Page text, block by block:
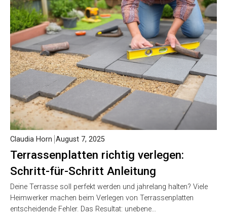
Terrassenplatten richtig verlegen:
Schritt-für-Schritt Anleitung
Claudia Horn August 7, 2025
Deine Terrasse soll perfekt werden und jahrelang halten? Viele
Heimwerker machen beim Verlegen von Terrassenplatten
entscheidende Fehler. Das Resultat: unebene…